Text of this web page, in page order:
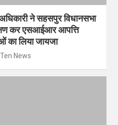
अधिकारी ने सहसपुर विधानसभा
कर एसआईआर आपत्ति
का लिया जायजा
News